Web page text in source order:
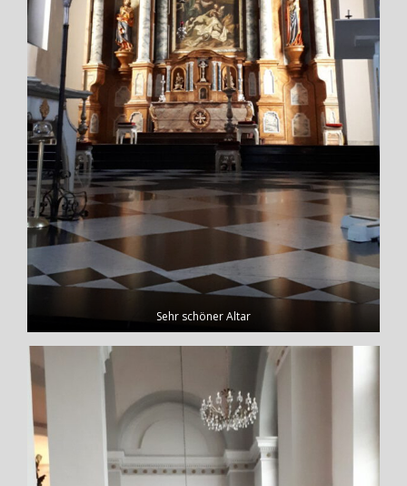
Sehr schöner Altar